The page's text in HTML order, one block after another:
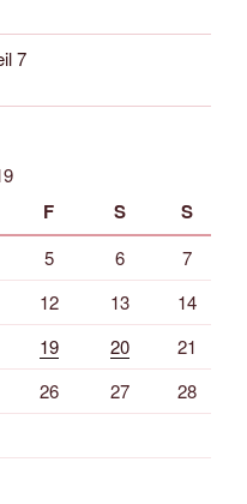
7
F S S
5 6
7
12 13
14
19 20
21
26 27
28